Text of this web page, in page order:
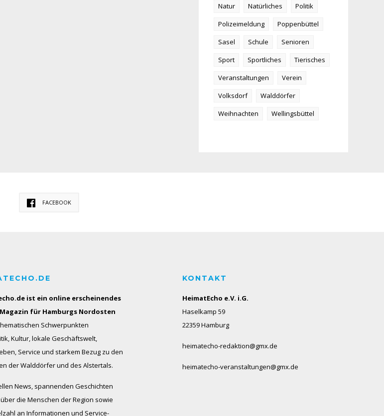
Natur
Natürliches
Politik
Polizeimeldung
Poppenbüttel
Sasel
Schule
Senioren
Sport
Sportliches
Tierisches
Veranstaltungen
Verein
Volksdorf
Walddörfer
Weihnachten
Wellingsbüttel
FACEBOOK
ist ein online erscheinendes
für Hamburgs Nordosten
Schwerpunkten
Kultur, lokale Geschäftswelt,
Service und starkem Bezug zu den
der Walddörfer und des Alstertals.
News, spannenden Geschichten
die Menschen der Region sowie
an Informationen und Service-
KONTAKT
HeimatEcho e.V. i.G.
Haselkamp 59
22359 Hamburg
heimatecho-redaktion@gmx.de
heimatecho-veranstaltungen@gmx.de